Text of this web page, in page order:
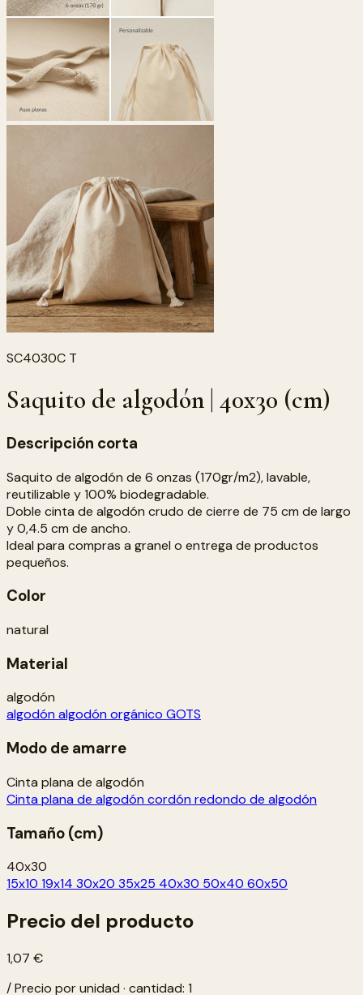
SC4030C T
Saquito de algodón | 40x30 (cm)
Descripción corta
Saquito de algodón de 6 onzas (170gr/m2), lavable,
reutilizable y 100% biodegradable.
Doble cinta de algodón crudo de cierre de 75 cm de largo
y 0,4.5 cm de ancho.
Ideal para compras a granel o entrega de productos
pequeños.
Color
natural
Material
algodón
algodón algodón orgánico GOTS
Modo de amarre
Cinta plana de algodón
Cinta plana de algodón cordón redondo de algodón
Tamaño (cm)
40x30
15x10 19x14 30x20 35x25 40x30 50x40 60x50
Precio del producto
1,07 €
/ Precio por unidad · cantidad: 1